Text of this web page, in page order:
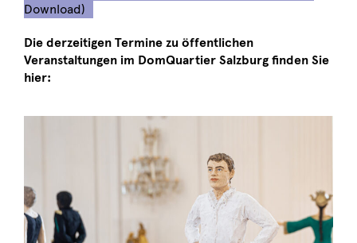
Download)
Die derzeitigen Termine zu öffentlichen
Veranstaltungen im DomQuartier Salzburg finden Sie
hier: